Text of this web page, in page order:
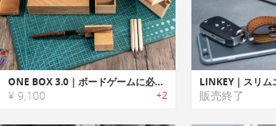
ONE BOX 3.0｜ボードゲームに必要なツールを収納できる、木製オーガナイザー
¥ 9,100 +2 販売終了